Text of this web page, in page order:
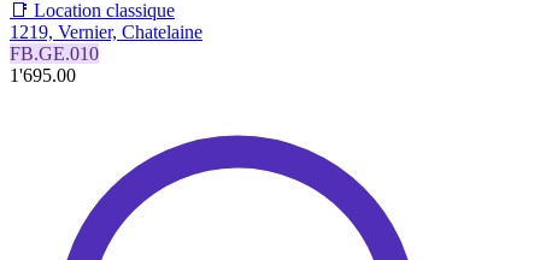
📑 Location classique
1219, Vernier, Chatelaine
FB.GE.010
1'695.00